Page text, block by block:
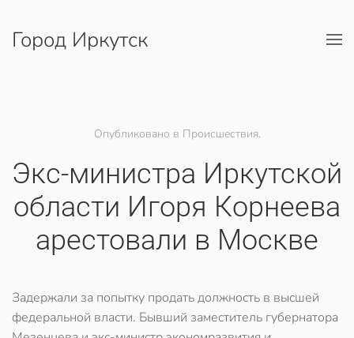
Перейти к содержимому
Город Иркутск
Опубликовано в Происшествия.
Экс-министра Иркутской
области Игоря Корнеева
арестовали в Москве
Задержали за попытку продать должность в высшей
федеральной власти. Бывший заместитель губернатора